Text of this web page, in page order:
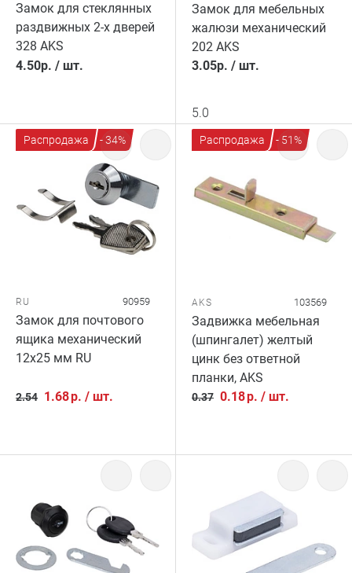
Замок для стеклянных
раздвижных 2-х дверей
328 AKS
4.50р. / шт.
Замок для мебельных
жалюзи механический
202 AKS
3.05р. / шт.
5.0
Распродажа - 34%
RU 90959
Замок для почтового
ящика механический
12х25 мм RU
2.54 1.68р. / шт.
Распродажа - 51%
AKS 103569
Задвижка мебельная
(шпингалет) желтый
цинк без ответной
планки, AKS
0.37 0.18р. / шт.